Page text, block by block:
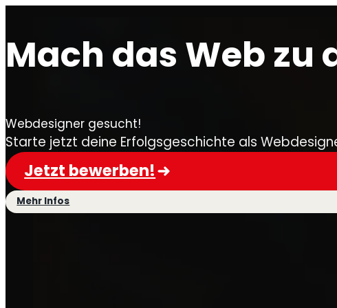
Mach das Web
Webdesigner gesucht!
Starte jetzt deine Erfolgsgeschichte als
Jetzt bewerben!
Mehr Infos